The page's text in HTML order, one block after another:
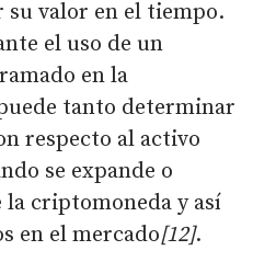
su valor en el tiempo.
el uso de un
en la
tanto determinar
respecto al activo
se expande o
criptomoneda y así
en el mercado[12].